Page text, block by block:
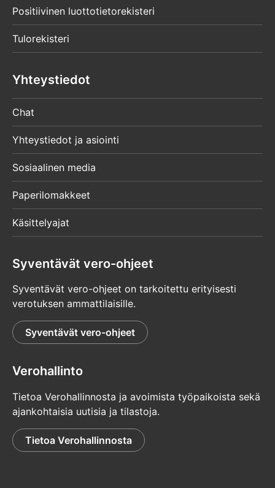
Positiivinen luottotietorekisteri
Tulorekisteri
Yhteystiedot
Chat
Yhteystiedot ja asiointi
Sosiaalinen media
Paperilomakkeet
Käsittelyajat
Syventävät vero-ohjeet
Syventävät vero-ohjeet on tarkoitettu erityisesti
verotuksen ammattilaisille.
Syventävät vero-ohjeet
Verohallinto
Tietoa Verohallinnosta ja avoimista työpaikoista sekä
ajankohtaisia uutisia ja tilastoja.
Tietoa Verohallinnosta